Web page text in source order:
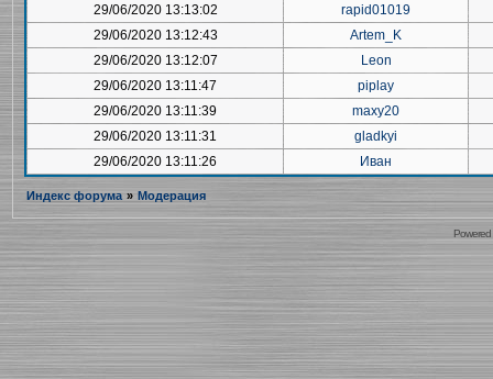
29/06/2020 13:13:02
rapid01019
29/06/2020 13:12:43
Artem_K
29/06/2020 13:12:07
Leon
29/06/2020 13:11:47
piplay
29/06/2020 13:11:39
maxy20
29/06/2020 13:11:31
gladkyi
29/06/2020 13:11:26
Иван
Индекс форума » Модерация